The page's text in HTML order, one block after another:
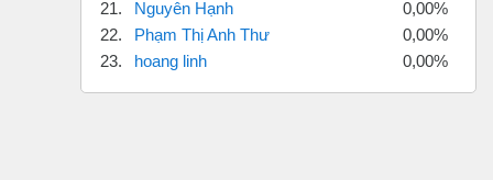
21.
Nguyên Hạnh
0,00%
22.
Phạm Thị Anh Thư
0,00%
23.
hoang linh 0,00%